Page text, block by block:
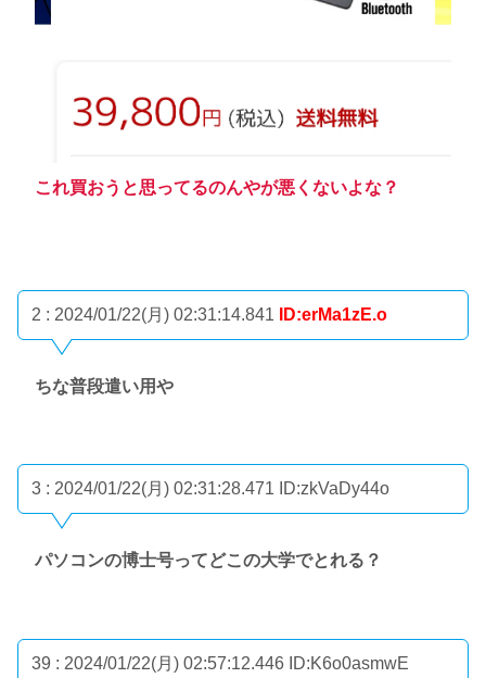
これ買おうと思ってるのんやが悪くないよな？
2 : 2024/01/22(月) 02:31:14.841 ID:erMa1zE.o
ちな普段遣い用や
3 : 2024/01/22(月) 02:31:28.471 ID:zkVaDy44o
パソコンの博士号ってどこの大学でとれる？
39 : 2024/01/22(月) 02:57:12.446 ID:K6o0asmwE